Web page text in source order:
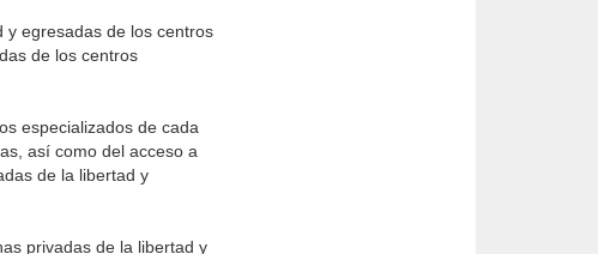
y egresadas de los centros
de los centros
especializados de cada
así como del acceso a
de la libertad y
privadas de la libertad y